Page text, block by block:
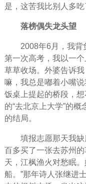
是，这苦我比别人多吃
落榜偶失龙头望
2008年6月，我
第一次高考，我以一
草草收场。外婆告诉
嘛，我总是嘟着小嘴
饭桌上提起的桥段，
的“去北京上大学”的
的结局。
填报志愿那天我
百多买了一张去苏州
天，江枫渔火对愁眠
船。”那年诗人张继进